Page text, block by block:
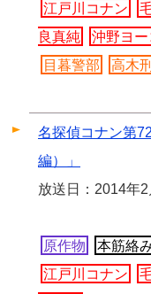
江戸川コナン
良真純
沖野ヨー
目暮警部
高木
名探偵コナン第
編）」
放送日：2014年2
原作物 本筋絡
江戸川コナン